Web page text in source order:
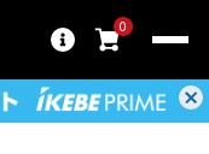
0